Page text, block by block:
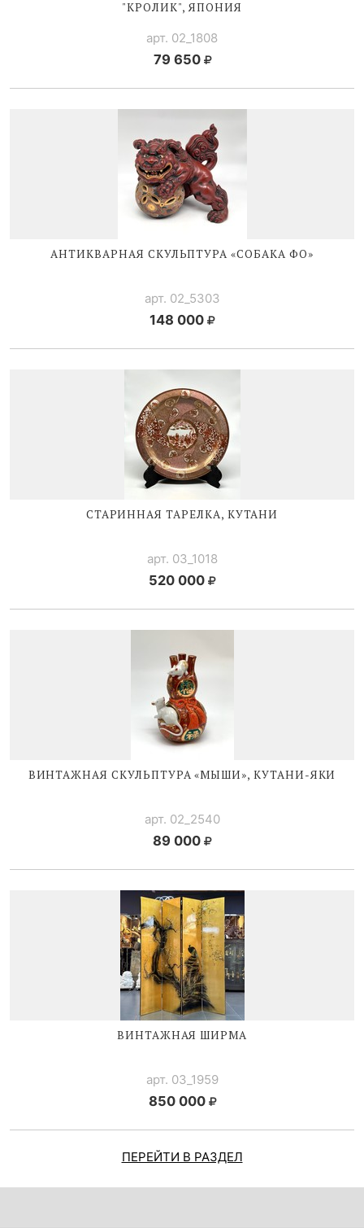
"КРОЛИК", ЯПОНИЯ
арт. 02_1808
79 650
АНТИКВАРНАЯ СКУЛЬПТУРА «СОБАКА ФО»
арт. 02_5303
148 000
СТАРИННАЯ ТАРЕЛКА, КУТАНИ
арт. 03_1018
520 000
ВИНТАЖНАЯ СКУЛЬПТУРА «МЫШИ», КУТАНИ-ЯКИ
арт. 02_2540
89 000
ВИНТАЖНАЯ ШИРМА
арт. 03_1959
850 000
ПЕРЕЙТИ В РАЗДЕЛ